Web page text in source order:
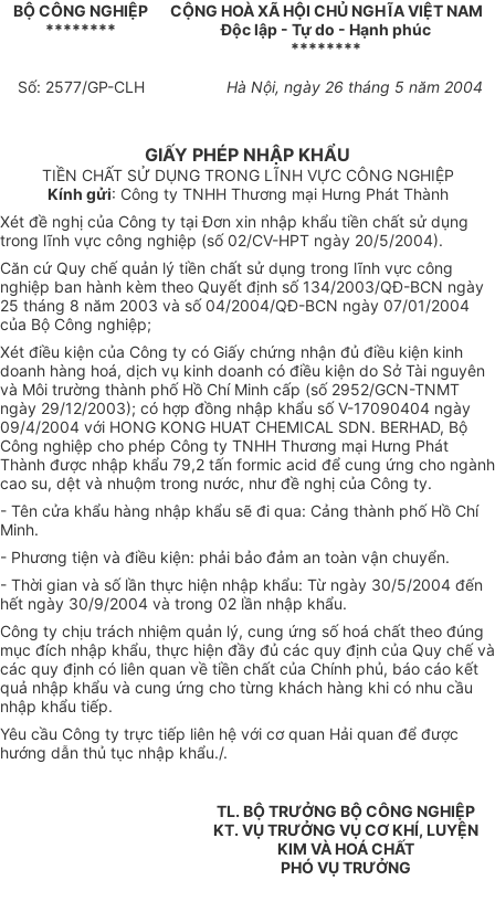
BỘ CÔNG NGHIỆP
********
CỘNG HOÀ XÃ HỘI CHỦ NGHĨA VIỆT NAM
Độc lập - Tự do - Hạnh phúc
********
Số: 2577/GP-CLH Hà Nội, ngày 26 tháng 5 năm 2004
GIẤY PHÉP NHẬP KHẨU
TIỀN CHẤT SỬ DỤNG TRONG LĨNH VỰC CÔNG NGHIỆP
Kính gửi: Công ty TNHH Thương mại Hưng Phát Thành
Xét đề nghị của Công ty tại Đơn xin nhập khẩu tiền chất sử dụng
trong lĩnh vực công nghiệp (số 02/CV-HPT ngày 20/5/2004).
Căn cứ Quy chế quản lý tiền chất sử dụng trong lĩnh vực công
nghiệp ban hành kèm theo Quyết định số 134/2003/QĐ-BCN ngày
25 tháng 8 năm 2003 và số 04/2004/QĐ-BCN ngày 07/01/2004
của Bộ Công nghiệp;
Xét điều kiện của Công ty có Giấy chứng nhận đủ điều kiện kinh
doanh hàng hoá, dịch vụ kinh doanh có điều kiện do Sở Tài nguyên
và Môi trường thành phố Hồ Chí Minh cấp (số 2952/GCN-TNMT
ngày 29/12/2003); có hợp đồng nhập khẩu số V-17090404 ngày
09/4/2004 với HONG KONG HUAT CHEMICAL SDN. BERHAD, Bộ
Công nghiệp cho phép Công ty TNHH Thương mại Hưng Phát
Thành được nhập khẩu 79,2 tấn formic acid để cung ứng cho ngành
cao su, dệt và nhuộm trong nước, như đề nghị của Công ty.
- Tên cửa khẩu hàng nhập khẩu sẽ đi qua: Cảng thành phố Hồ Chí
Minh.
- Phương tiện và điều kiện: phải bảo đảm an toàn vận chuyển.
- Thời gian và số lần thực hiện nhập khẩu: Từ ngày 30/5/2004 đến
hết ngày 30/9/2004 và trong 02 lần nhập khẩu.
Công ty chịu trách nhiệm quản lý, cung ứng số hoá chất theo đúng
mục đích nhập khẩu, thực hiện đầy đủ các quy định của Quy chế và
các quy định có liên quan về tiền chất của Chính phủ, báo cáo kết
quả nhập khẩu và cung ứng cho từng khách hàng khi có nhu cầu
nhập khẩu tiếp.
Yêu cầu Công ty trực tiếp liên hệ với cơ quan Hải quan để được
hướng dẫn thủ tục nhập khẩu./.
TL. BỘ TRƯỞNG BỘ CÔNG NGHIỆP
KT. VỤ TRƯỞNG VỤ CƠ KHÍ, LUYỆN
KIM VÀ HOÁ CHẤT
PHÓ VỤ TRƯỞNG